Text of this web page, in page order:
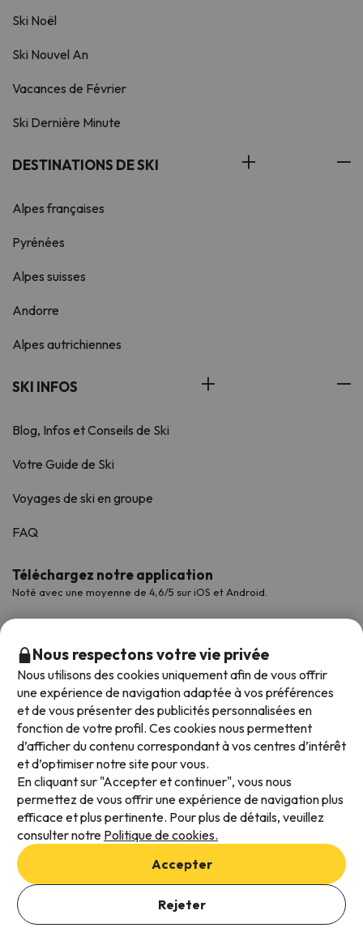
Ajouter des dates pour vérifier la disponibilité
Sélectionnez les dates de réservation
Ski Noël
Ski Nouvel An
Vacances de Février
Ski Dernière Minute
DESTINATIONS DE SKI
Alpes françaises
Pyrénées
Alpes suisses
Andorre
Alpes autrichiennes
SKI INFOS
Blog, Infos et Conseils de Ski
Votre Guide de Ski
Voyages de ski en groupe
FAQ
Téléchargez notre application
Noté avec une moyenne de 4,6/5 sur iOS et Android.
Modes de paiement disponibles
Conditions générales d'utilisation
Protection des données
Politique en matière de cookies
Nous respectons votre vie privée
Nous utilisons des cookies uniquement afin de vous offrir
une expérience de navigation adaptée à vos préférences
et de vous présenter des publicités personnalisées en
fonction de votre profil. Ces cookies nous permettent
d’afficher du contenu correspondant à vos centres d’intérêt
et d’optimiser notre site pour vous.
En cliquant sur "Accepter et continuer", vous nous
permettez de vous offrir une expérience de navigation plus
efficace et plus pertinente. Pour plus de détails, veuillez
consulter notre Politique de cookies.
Accepter
Rejeter